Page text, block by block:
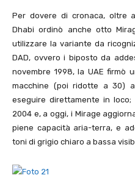
Per dovere di cronaca, oltre
Dhabi ordinò anche otto
utilizzare la variante da
DAD, ovvero i biposto da
novembre 1998, la UAE firmò
macchine (poi ridotte a 30)
eseguire direttamente in
2004 e, a oggi, i Mirage
piene capacità aria-terra, e
toni di grigio chiaro a bassa